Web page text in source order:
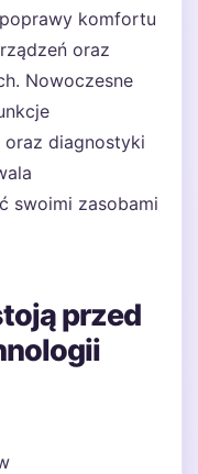
komfortu
oraz
Nowoczesne
diagnostyki
swoimi zasobami
przed